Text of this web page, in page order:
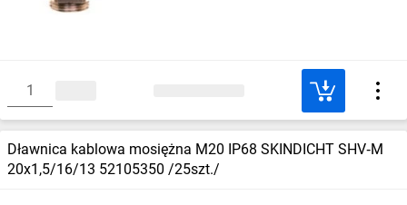
Dławnica kablowa mosiężna M20 IP68 SKINDICHT SHV‑M
20x1,5/16/13 52105350 /25szt./